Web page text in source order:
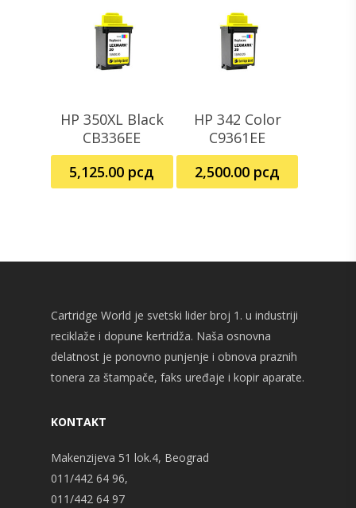
Dodaj U Korpu
HP 350XL Black
CB336EE
5,125.00 рсд
Dodaj U Korpu
HP 342 Color
C9361EE
2,500.00 рсд
Cartridge World je svetski lider broj 1. u industriji
reciklaže i dopune kertridža. Naša osnovna
delatnost je ponovno punjenje i obnova praznih
tonera za štampače, faks uređaje i kopir aparate.
KONTAKT
Makenzijeva 51 lok.4, Beograd
011/442 64 96,
011/442 64 97